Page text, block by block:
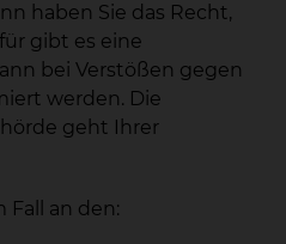
haben Sie das Recht,
gibt es eine
bei Verstößen gegen
werden. Die
geht Ihrer
Fall an den: